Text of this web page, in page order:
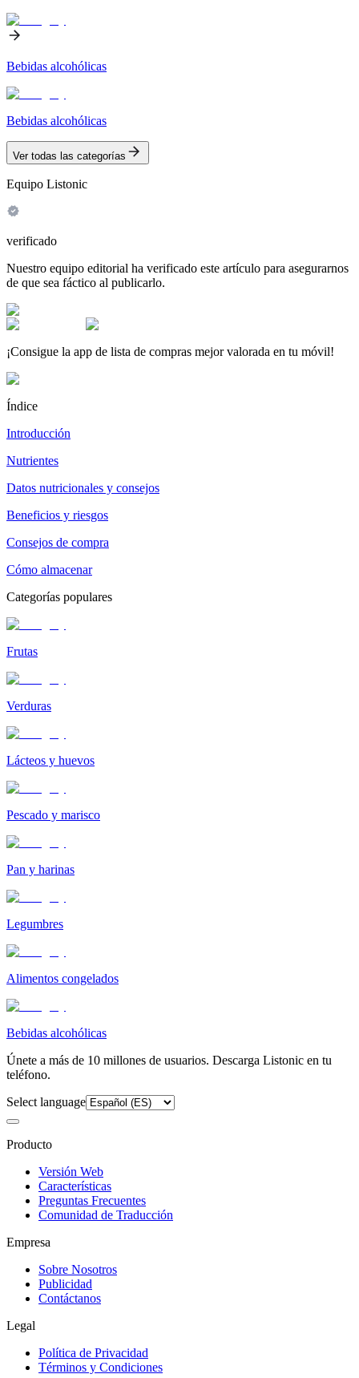
Bebidas alcohólicas
Bebidas alcohólicas
Ver todas las categorías
Equipo Listonic
verificado
Nuestro equipo editorial ha verificado este artículo para asegurarnos
de que sea fáctico al publicarlo.
¡Consigue la app de lista de compras mejor valorada en tu móvil!
Índice
Introducción
Nutrientes
Datos nutricionales y consejos
Beneficios y riesgos
Consejos de compra
Cómo almacenar
Categorías populares
Frutas
Verduras
Lácteos y huevos
Pescado y marisco
Pan y harinas
Legumbres
Alimentos congelados
Bebidas alcohólicas
Únete a más de 10 millones de usuarios. Descarga Listonic en tu
teléfono.
Select language
Producto
Versión Web
Características
Preguntas Frecuentes
Comunidad de Traducción
Empresa
Sobre Nosotros
Publicidad
Contáctanos
Legal
Política de Privacidad
Términos y Condiciones